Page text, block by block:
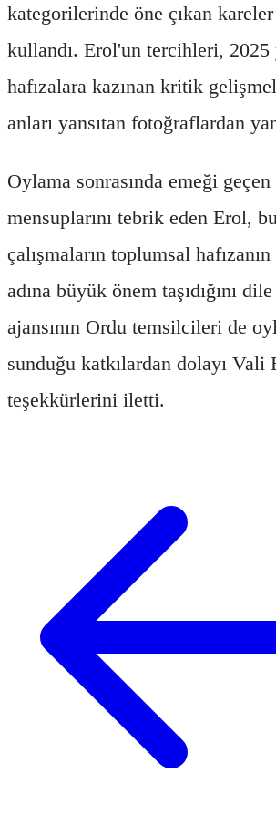
kategorilerinde öne çıkan
kullandı. Erol'un tercihleri, 2025
hafızalara kazınan kritik
anları yansıtan fotoğraflardan
Oylama sonrasında emeği geçen
mensuplarını tebrik eden Erol,
çalışmaların toplumsal
adına büyük önem taşıdığını
ajansının Ordu temsilcileri de
sunduğu katkılardan dolayı Vali
teşekkürlerini iletti.